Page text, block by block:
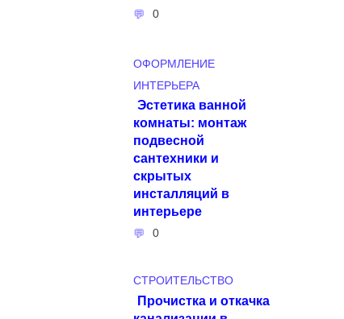
0
ОФОРМЛЕНИЕ
ИНТЕРЬЕРА
Эстетика ванной
комнаты: монтаж
подвесной
сантехники и
скрытых
инсталляций в
интерьере
0
СТРОИТЕЛЬСТВО
Прочистка и откачка